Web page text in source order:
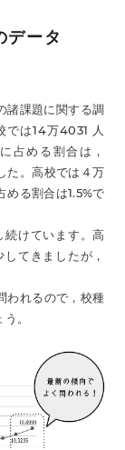
データ
諸課題に関する調
では14万4031 人
占める割合は，
た。高校では４万
る割合は1.5%で
けています。高
てきましたが，
われるので，校種
。